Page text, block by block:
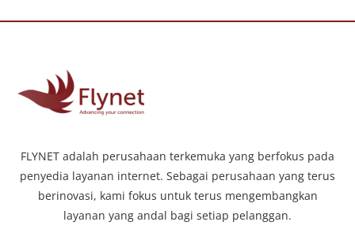
FLYNET adalah perusahaan terkemuka yang berfokus pada
penyedia layanan internet. Sebagai perusahaan yang terus
berinovasi, kami fokus untuk terus mengembangkan
layanan yang andal bagi setiap pelanggan.